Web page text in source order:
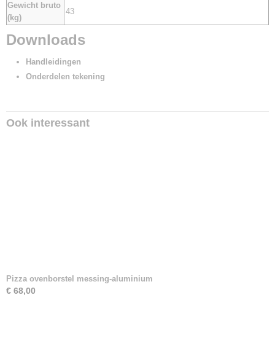
Gewicht bruto
(kg)
43
Downloads
Handleidingen
Onderdelen tekening
Ook interessant
Pizza ovenborstel messing-aluminium
€ 68,00